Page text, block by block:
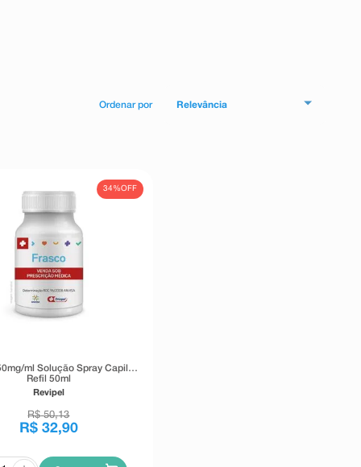
Relevância
34%OFF
ml Solução Spray Capilar
Refil 50ml
Revipel
R$ 50,13
R$ 32,90